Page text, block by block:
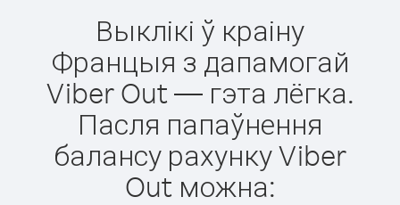
Выклікі ў краіну
Францыя з дапамогай
Viber Out — гэта лёгка.
Пасля папаўнення
балансу рахунку Viber
Out можна: